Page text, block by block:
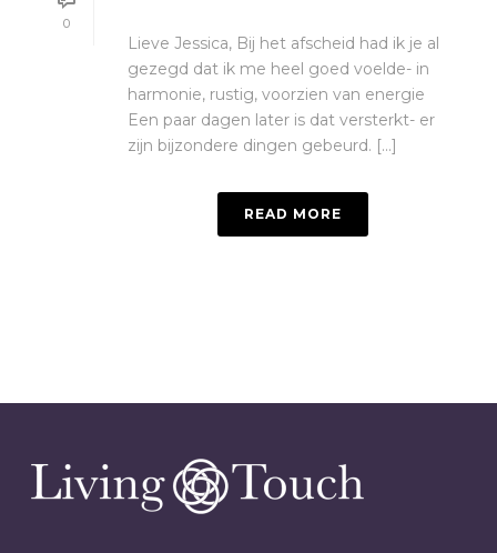
0
Lieve Jessica, Bij het afscheid had ik je al
gezegd dat ik me heel goed voelde- in
harmonie, rustig, voorzien van energie
Een paar dagen later is dat versterkt- er
zijn bijzondere dingen gebeurd. [...]
READ MORE